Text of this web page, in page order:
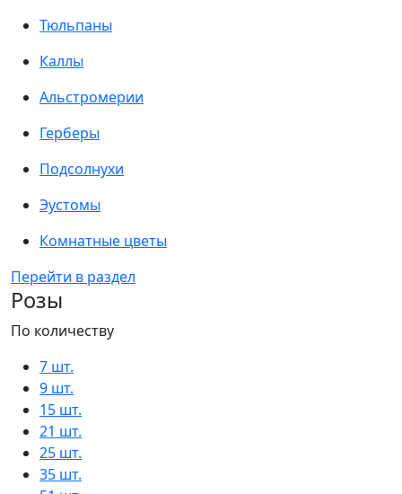
Тюльпаны
Каллы
Альстромерии
Герберы
Подсолнухи
Эустомы
Комнатные цветы
Перейти в раздел
Розы
По количеству
7 шт.
9 шт.
15 шт.
21 шт.
25 шт.
35 шт.